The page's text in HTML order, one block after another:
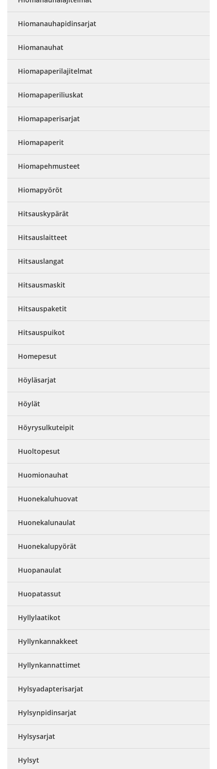
Hiomanauhapidinsarjat
Hiomanauhat
Hiomapaperilajitelmat
Hiomapaperiliuskat
Hiomapaperisarjat
Hiomapaperit
Hiomapehmusteet
Hiomapyöröt
Hitsauskypärät
Hitsauslaitteet
Hitsauslangat
Hitsausmaskit
Hitsauspaketit
Hitsauspuikot
Homepesut
Höyläsarjat
Höylät
Höyrysulkuteipit
Huoltopesut
Huomionauhat
Huonekaluhuovat
Huonekalunaulat
Huonekalupyörät
Huopanaulat
Huopatassut
Hyllylaatikot
Hyllynkannakkeet
Hyllynkannattimet
Hylsyadapterisarjat
Hylsynpidinsarjat
Hylsysarjat
Hylsyt